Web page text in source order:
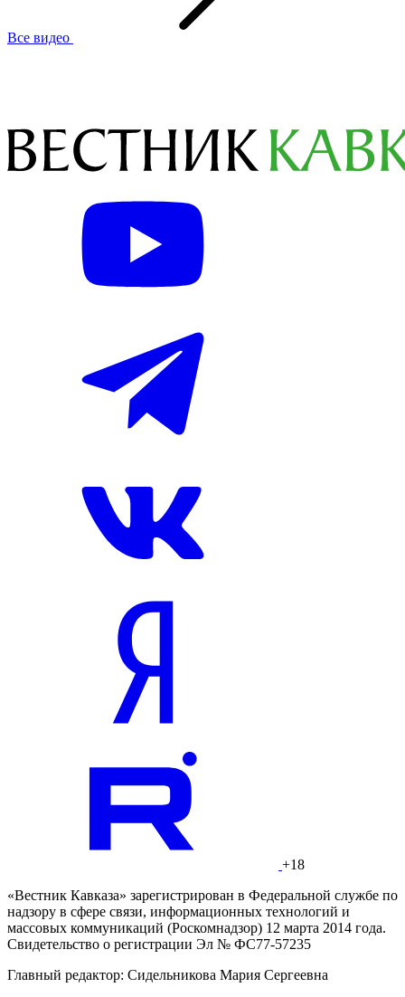
Все видео
+18
«Вестник Кавказа» зарегистрирован в Федеральной службе по
надзору в сфере связи, информационных технологий и
массовых коммуникаций (Роскомнадзор) 12 марта 2014 года.
Свидетельство о регистрации Эл № ФС77-57235
Главный редактор: Сидельникова Мария Сергеевна